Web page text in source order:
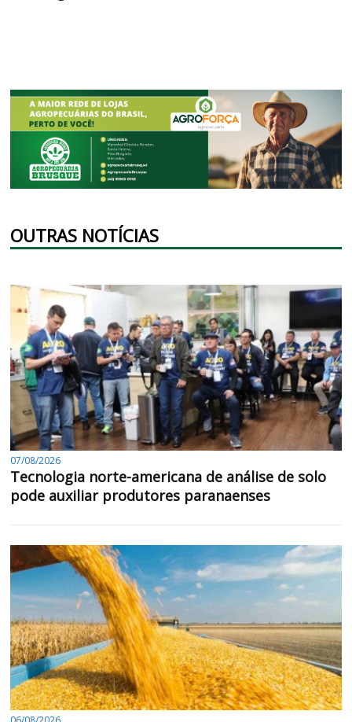
OUTRAS NOTÍCIAS
07/08/2026
Tecnologia norte-americana de análise de solo
pode auxiliar produtores paranaenses